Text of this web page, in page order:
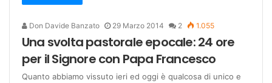
Don Davide Banzato 29 Marzo 2014 2 1.055
Una svolta pastorale epocale: 24 ore
per il Signore con Papa Francesco
Quanto abbiamo vissuto ieri ed oggi è qualcosa di unico e